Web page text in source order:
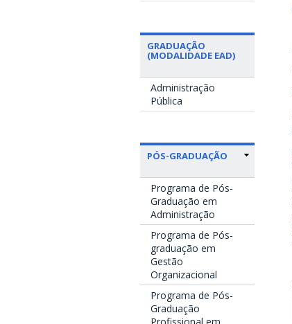
GRADUAÇÃO
(MODALIDADE EAD)
Administração
Pública
PÓS-GRADUAÇÃO
Programa de Pós-
Graduação em
Administração
Programa de Pós-
graduação em
Gestão
Organizacional
Programa de Pós-
Graduação
Profissional em